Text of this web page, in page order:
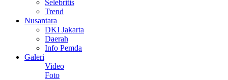
Selebritis
Trend
Nusantara
DKI Jakarta
Daerah
Info Pemda
Galeri
Video
Foto